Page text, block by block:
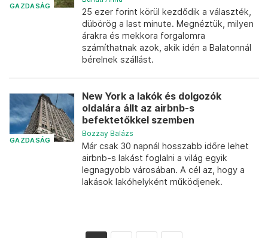
GAZDASÁG
25 ezer forint körül kezdődik a választék,
dübörög a last minute. Megnéztük, milyen
árakra és mekkora forgalomra
számíthatnak azok, akik idén a Balatonnál
bérelnek szállást.
GAZDASÁG
New York a lakók és dolgozók
oldalára állt az airbnb-s
befektetőkkel szemben
Bozzay Balázs
Már csak 30 napnál hosszabb időre lehet
airbnb-s lakást foglalni a világ egyik
legnagyobb városában. A cél az, hogy a
lakások lakóhelyként működjenek.